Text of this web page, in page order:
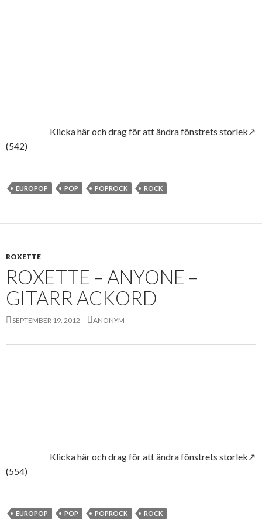
Klicka här och drag för att ändra fönstrets storlek↗
(542)
EUROPOP POP POPROCK ROCK
ROXETTE
ROXETTE – ANYONE –
GITARR ACKORD
SEPTEMBER 19, 2012 ANONYM
Klicka här och drag för att ändra fönstrets storlek↗
(554)
EUROPOP POP POPROCK ROCK